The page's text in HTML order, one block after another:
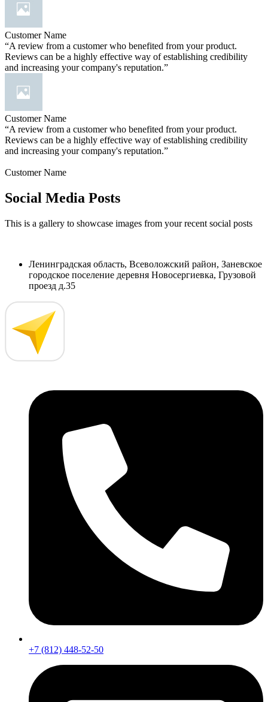
Customer Name
“A review from a customer who benefited from your product.
Reviews can be a highly effective way of establishing credibility
and increasing your company's reputation.”
Customer Name
“A review from a customer who benefited from your product.
Reviews can be a highly effective way of establishing credibility
and increasing your company's reputation.”
Customer Name
Social Media Posts
This is a gallery to showcase images from your recent social posts
Ленинградская область, Всеволожский район, Заневское
городское поселение деревня Новосергиевка, Грузовой
проезд д.35
+7 (812) 448-52-50